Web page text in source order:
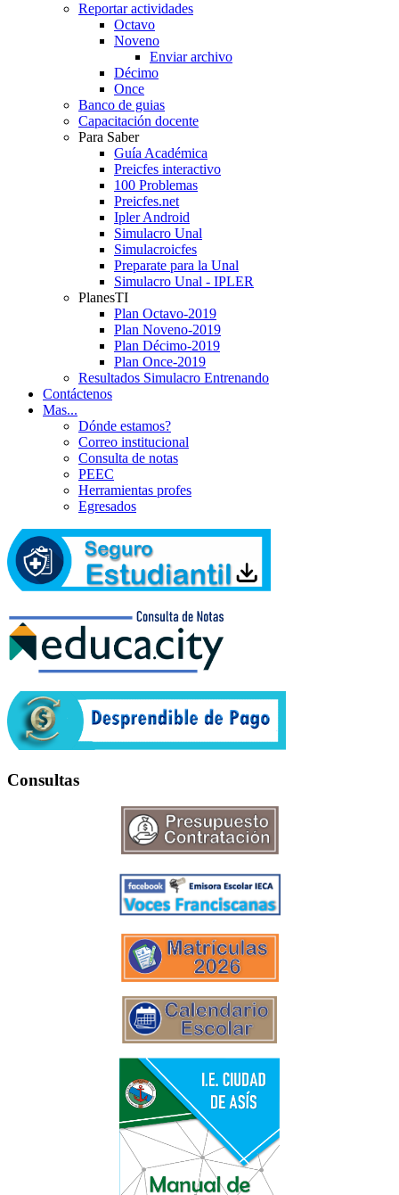
Reportar actividades
Octavo
Noveno
Enviar archivo
Décimo
Once
Banco de guias
Capacitación docente
Para Saber
Guía Académica
Preicfes interactivo
100 Problemas
Preicfes.net
Ipler Android
Simulacro Unal
Simulacroicfes
Preparate para la Unal
Simulacro Unal - IPLER
PlanesTI
Plan Octavo-2019
Plan Noveno-2019
Plan Décimo-2019
Plan Once-2019
Resultados Simulacro Entrenando
Contáctenos
Mas...
Dónde estamos?
Correo institucional
Consulta de notas
PEEC
Herramientas profes
Egresados
Consultas